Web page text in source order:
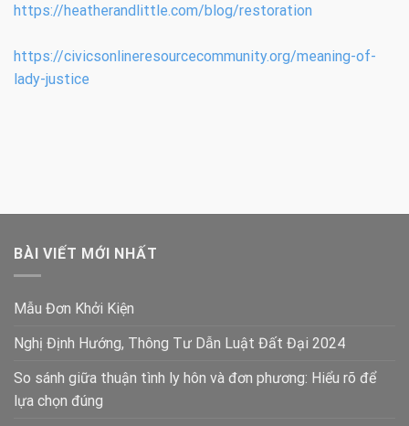
https://heatherandlittle.com/blog/restoration
https://civicsonlineresourcecommunity.org/meaning-of-
lady-justice
BÀI VIẾT MỚI NHẤT
Mẫu Đơn Khởi Kiện
Nghị Định Hướng, Thông Tư Dẫn Luật Đất Đại 2024
So sánh giữa thuận tình ly hôn và đơn phương: Hiểu rõ để
lựa chọn đúng